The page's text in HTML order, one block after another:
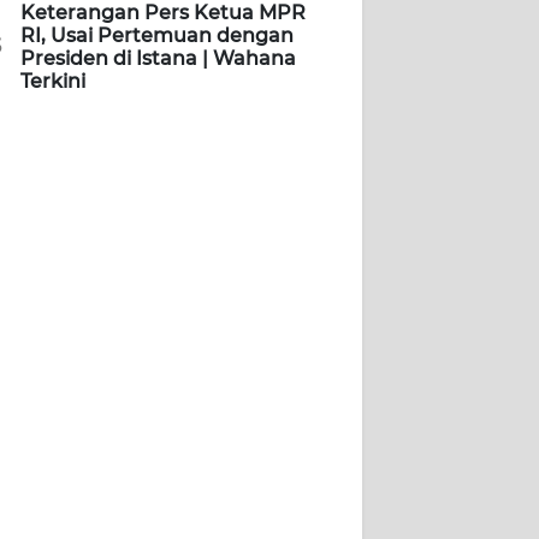
Keterangan Pers Ketua MPR
RI, Usai Pertemuan dengan
Presiden di Istana | Wahana
Terkini